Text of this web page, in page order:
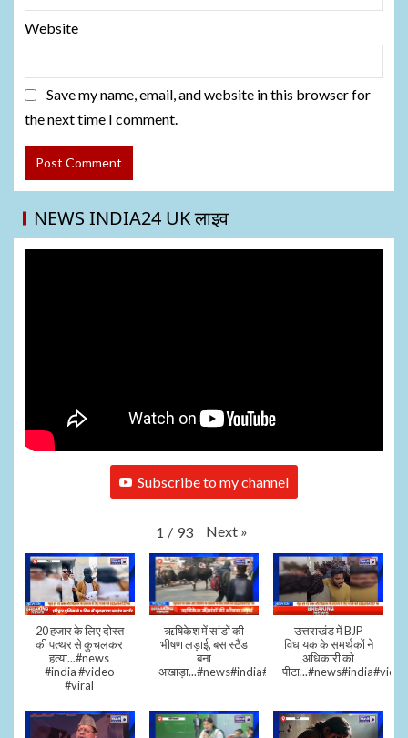
Website
Save my name, email, and website in this browser for
the next time I comment.
NEWS INDIA24 UK लाइव
Subscribe to my channel
1 / 93 Next »
20 हजार के लिए दोस्त
की पत्थर से कुचलकर
हत्या...#news
#india #video
#viral
ऋषिकेश में सांडों की
भीषण लड़ाई, बस स्टैंड
बना
अखाड़ा...#news#india#video#viral
उत्तराखंड में BJP
विधायक के समर्थकों ने
अधिकारी को